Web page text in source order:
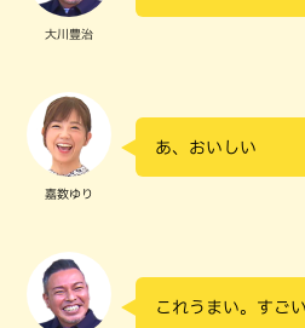
大川豊治
嘉数ゆり
あ、おいしい
これうまい。すごい